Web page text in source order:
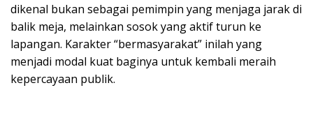
dikenal bukan sebagai pemimpin yang menjaga jarak di
balik meja, melainkan sosok yang aktif turun ke
lapangan. Karakter “bermasyarakat” inilah yang
menjadi modal kuat baginya untuk kembali meraih
kepercayaan publik.